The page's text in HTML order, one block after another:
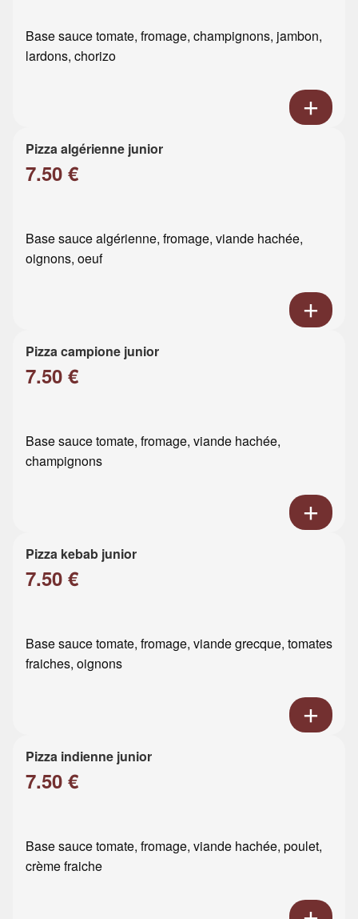
Base sauce tomate, fromage, champignons, jambon,
lardons, chorizo
Pizza algérienne junior
7.50 €
Base sauce algérienne, fromage, viande hachée,
oignons, oeuf
Pizza campione junior
7.50 €
Base sauce tomate, fromage, viande hachée,
champignons
Pizza kebab junior
7.50 €
Base sauce tomate, fromage, viande grecque, tomates
fraiches, oignons
Pizza indienne junior
7.50 €
Base sauce tomate, fromage, viande hachée, poulet,
crème fraiche